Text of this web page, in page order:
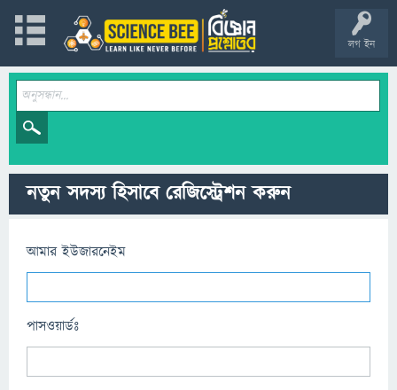
লগ ইন
নতুন সদস্য হিসাবে রেজিস্ট্রেশন করুন
আমার ইউজারনেইম
পাসওয়ার্ডঃ